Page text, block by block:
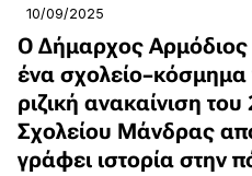
10/09/2025
Ο Δήμαρχος Αρμόδιος
ένα σχολείο–κόσμημα
ριζική ανακαίνιση
Σχολείου Μάνδρας
γράφει ιστορία στην